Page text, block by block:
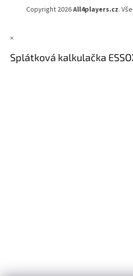
Copyright 2026All4players.cz.
×
Splátková kalkulačka